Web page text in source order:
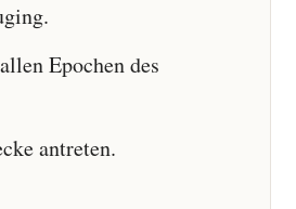
Epochen des
antreten.